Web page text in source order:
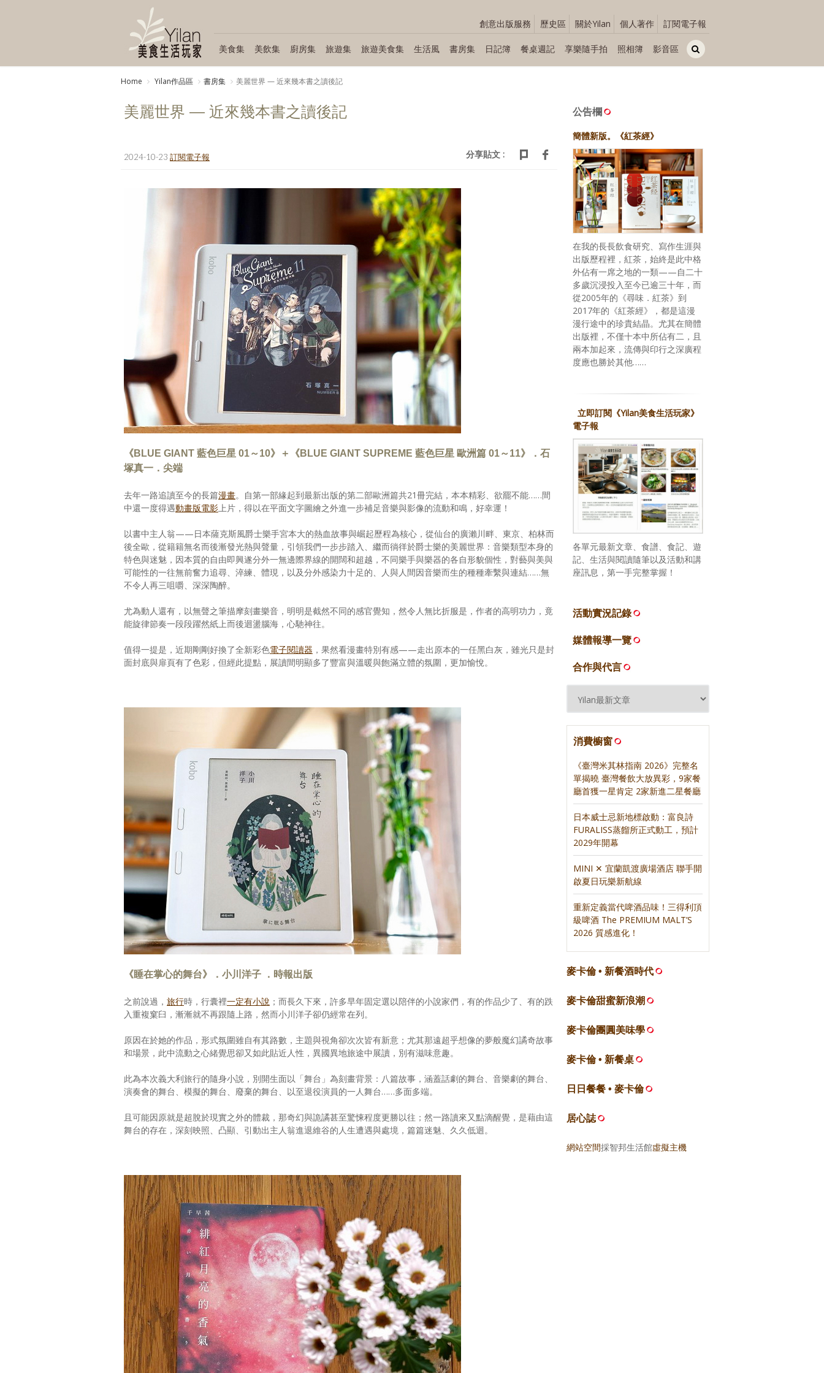
創意出版服務 歷史區 關於Yilan 個人著作 訂閱電子報
美食集 美飲集 廚房集 旅遊集 旅遊美食集 生活風 書房集 日記簿 餐桌週記 享樂隨手拍 照相簿 影音區
Home Yilan作品區 書房集 美麗世界 — 近來幾本書之讀後記
美麗世界 — 近來幾本書之讀後記
2024-10-23 訂閱電子報 分享貼文 :
《BLUE GIANT 藍色巨星 01～10》＋《BLUE GIANT SUPREME 藍色巨星 歐洲篇 01～11》．石
塚真一．尖端
去年一路追讀至今的長篇漫畫。自第一部緣起到最新出版的第二部歐洲篇共21冊完結，本本精彩、欲罷不能……間
中還一度得遇動畫版電影上片，得以在平面文字圖繪之外進一步補足音樂與影像的流動和鳴，好幸運！
以書中主人翁——日本薩克斯風爵士樂手宮本大的熱血故事與崛起歷程為核心，從仙台的廣瀨川畔、東京、柏林而
後全歐，從籍籍無名而後漸發光熱與聲量，引領我們一步步踏入、繼而徜徉於爵士樂的美麗世界：音樂類型本身的
特色與迷魅，因本質的自由即興遂分外一無邊際界線的開闊和超越，不同樂手與樂器的各自形貌個性，對藝與美與
可能性的一往無前奮力追尋、淬練、體現，以及分外感染力十足的、人與人間因音樂而生的種種牽繫與連結……無
不令人再三咀嚼、深深陶醉。
尤為動人還有，以無聲之筆描摩刻畫樂音，明明是截然不同的感官覺知，然令人無比折服是，作者的高明功力，竟
能旋律節奏一段段躍然紙上而後迴盪腦海，心馳神往。
值得一提是，近期剛剛好換了全新彩色電子閱讀器 ，果然看漫畫特別有感——走出原本的一任黑白灰，雖光只是封
面封底與扉頁有了色彩，但經此提點，展讀間明顯多了豐富與溫暖與飽滿立體的氛圍，更加愉悅。
《睡在掌心的舞台》．小川洋子 ．時報出版
之前說過， 旅行時，行囊裡一定有小說 ；而長久下來，許多早年固定選以陪伴的小說家們，有的作品少了、有的跌
入重複窠臼，漸漸就不再跟隨上路，然而小川洋子卻仍經常在列。
原因在於她的作品，形式氛圍雖自有其路數，主題與視角卻次次皆有新意；尤其那遠超乎想像的夢般魔幻譎奇故事
和場景，此中流動之心緒覺思卻又如此貼近人性，異國異地旅途中展讀，別有滋味意趣。
此為本次義大利旅行的隨身小說，別開生面以「舞台」為刻畫背景：八篇故事，涵蓋話劇的舞台、音樂劇的舞台、
演奏會的舞台、模擬的舞台、廢棄的舞台、以至退役演員的一人舞台……多面多端。
且可能因原就是超脫於現實之外的體裁，那奇幻與詭譎甚至驚悚程度更勝以往；然一路讀來又點滴醒覺，是藉由這
舞台的存在，深刻映照、凸顯、引動出主人翁進退維谷的人生遭遇與處境，篇篇迷魅、久久低迴。
公告欄
簡體新版。《紅茶經》
在我的長長飲食研究、寫作生涯與
出版歷程裡，紅茶，始終是此中格
外佔有一席之地的一類——自二十
多歲沉浸投入至今已逾三十年，而
從2005年的《尋味．紅茶》到
2017年的《紅茶經》，都是這漫
漫行途中的珍貴結晶。尤其在簡體
出版裡，不僅十本中所佔有二，且
兩本加起來，流傳與印行之深廣程
度應也勝於其他……
立即訂閱《Yilan美食生活玩家》
電子報
各單元最新文章、食譜、食記、遊
記、生活與閱讀隨筆以及活動和講
座訊息，第一手完整掌握！
活動實況記錄
媒體報導一覽
合作與代言
消費櫥窗
《臺灣米其林指南 2026》完整名
單揭曉 臺灣餐飲大放異彩，9家餐
廳首獲一星肯定 2家新進二星餐廳
日本威士忌新地標啟動：富良詩
FURALISS蒸餾所正式動工，預計
2029年開幕
MINI ✕ 宜蘭凱渡廣場酒店 聯手開
啟夏日玩樂新航線
重新定義當代啤酒品味！三得利頂
級啤酒 The PREMIUM MALT’S
2026 質感進化！
麥卡倫 • 新餐酒時代
麥卡倫甜蜜新浪潮
麥卡倫團圓美味學
麥卡倫 • 新餐桌
日日餐餐 • 麥卡倫
居心誌
網站空間採智邦生活館虛擬主機